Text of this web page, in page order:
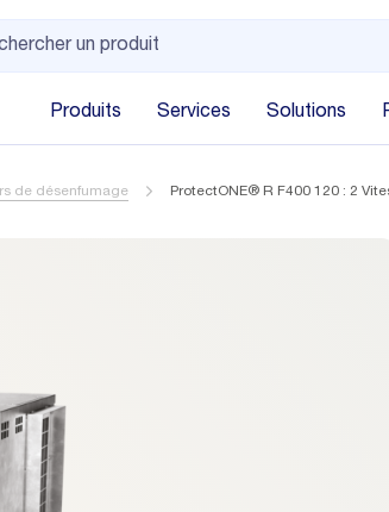
Produits Services Solutions
de désenfumage ProtectONE® R F400 120 : 2